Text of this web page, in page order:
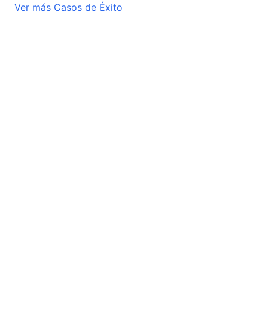
Ver más Casos de Éxito